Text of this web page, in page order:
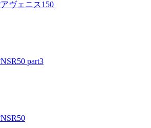
ヴェニス150
part3